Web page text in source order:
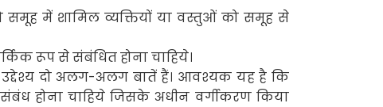
समूह में शामिल व्यक्तियों या वस्तुओं को समूह से
रूप से संबंधित होना चाहिये।
दो अलग-अलग बातें हैं। आवश्यक यह है कि
होना चाहिये जिसके अधीन वर्गीकरण किया